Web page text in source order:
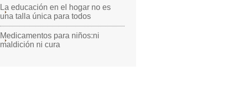
La educación en el hogar no es
una talla única para todos
Medicamentos para niños:ni
maldición ni cura